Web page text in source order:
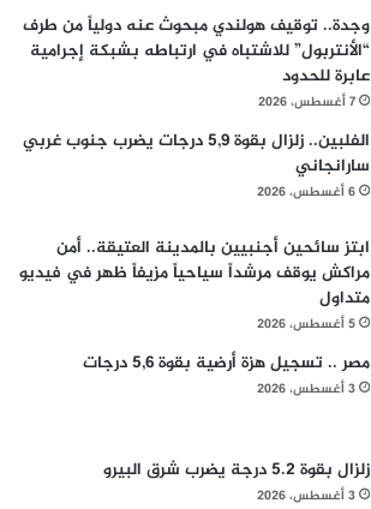
وجدة.. توقيف هولندي مبحوث عنه دولياً من طرف
“الأنتربول” للاشتباه في ارتباطه بشبكة إجرامية
عابرة للحدود
7 أغسطس، 2026
الفلبين.. زلزال بقوة 5,9 درجات يضرب جنوب غربي
سارانجاني
6 أغسطس، 2026
ابتز سائحين أجنبيين بالمدينة العتيقة.. أمن
مراكش يوقف مرشداً سياحياً مزيفاً ظهر في فيديو
متداول
5 أغسطس، 2026
مصر .. تسجيل هزة أرضية بقوة 5,6 درجات
3 أغسطس، 2026
زلزال بقوة 5.2 درجة يضرب شرق البيرو
3 أغسطس، 2026